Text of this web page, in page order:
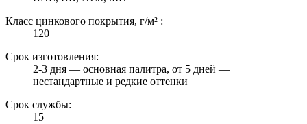
Класс цинкового покрытия, г/м² :
120
Срок изготовления:
2-3 дня — основная палитра, от 5 дней —
нестандартные и редкие оттенки
Срок службы:
15